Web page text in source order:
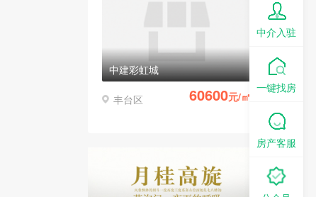
中建彩虹城
丰台区 60600元/㎡
中介入驻
一键找房
房产客服